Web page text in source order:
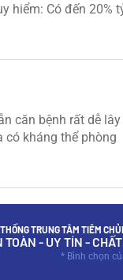
hiểm: Có đến 20%
căn bệnh rất dễ lây
có kháng thể phòng
TRUNG TÂM TIÊM
TOÀN - UY TÍN -
* Bình chọn